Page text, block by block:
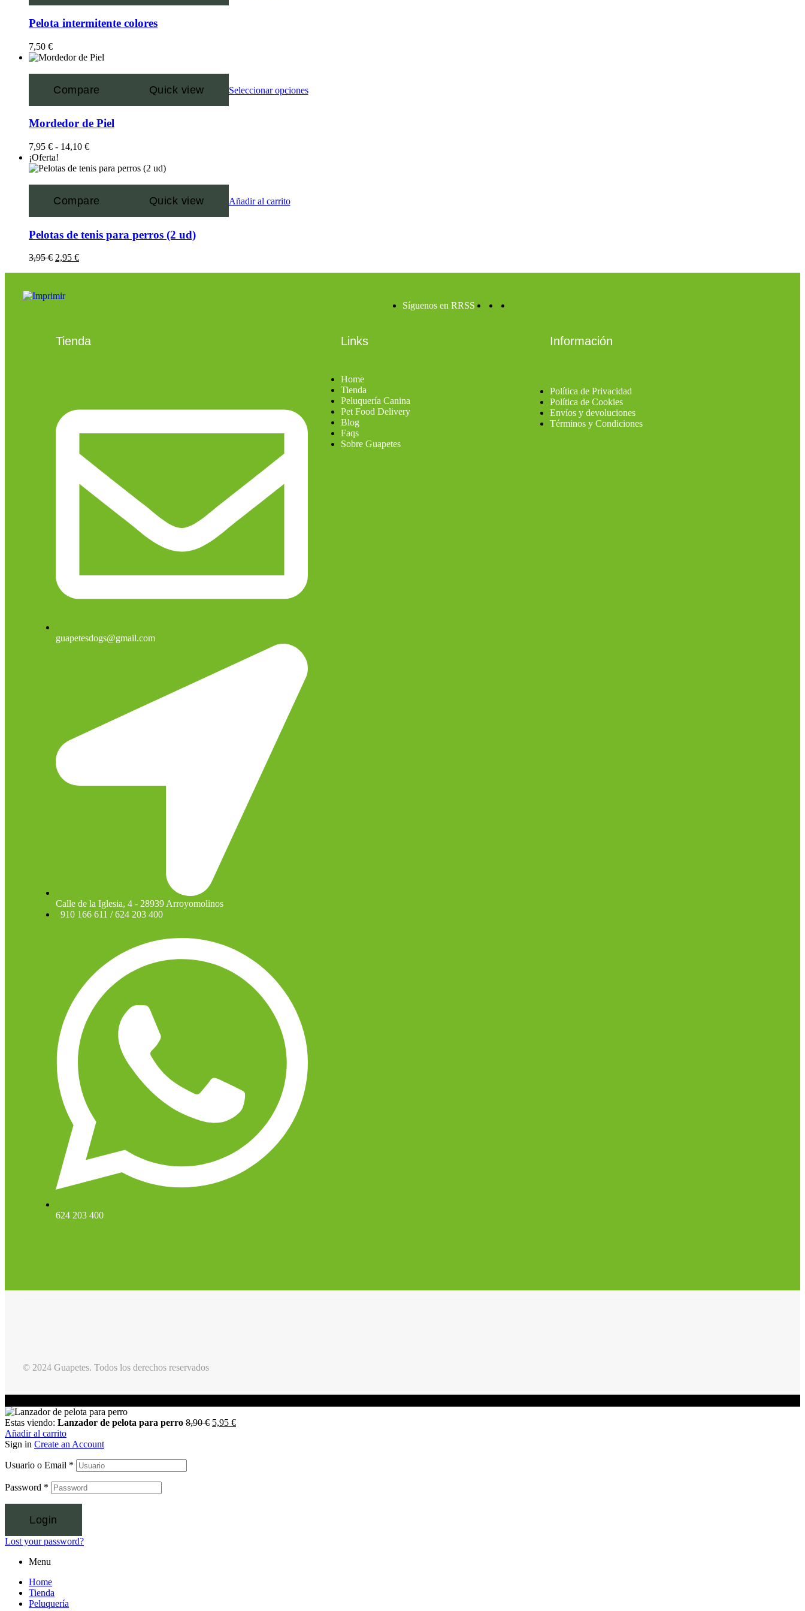
Pelota intermitente colores
7,50 €
Compare Quick view Seleccionar opciones
Mordedor de Piel
7,95 € - 14,10 €
¡Oferta!
Compare Quick view Añadir al carrito
Pelotas de tenis para perros (2 ud)
3,95€ 2,95 €
Síguenos en RRSS
Tienda
guapetesdogs@gmail.com
Calle de la Iglesia, 4 - 28939 Arroyomolinos
910 166 611 / 624 203 400
624 203 400
Links
Home
Tienda
Peluquería Canina
Pet Food Delivery
Blog
Faqs
Sobre Guapetes
Información
Política de Privacidad
Política de Cookies
Envíos y devoluciones
Términos y Condiciones
© 2024 Guapetes. Todos los derechos reservados
Estas viendo: Lanzador de pelota para perro 8,90€ 5,95 €
Añadir al carrito
Sign in Create an Account
Usuario o Email *
Password *
Login
Lost your password?
Menu
Home
Tienda
Peluquería